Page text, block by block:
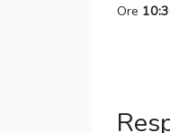
Ore